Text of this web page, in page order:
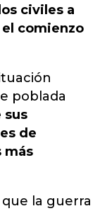
civiles a
el comienzo
poblada
sus
de
más
la guerra